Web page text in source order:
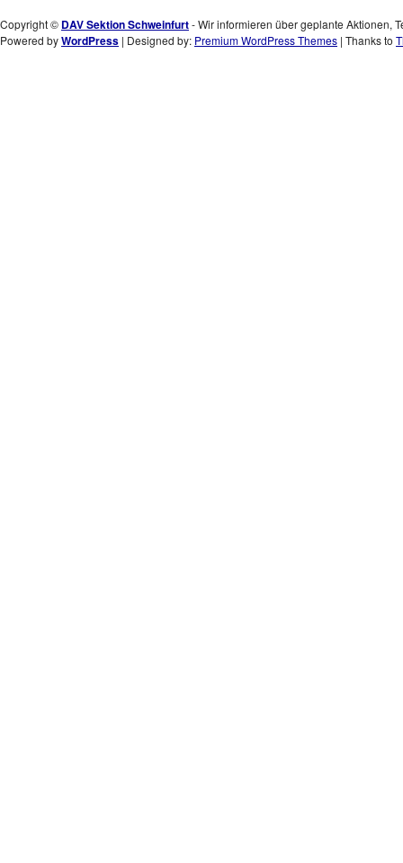
Copyright © DAV Sektion Schweinfurt- Wir informieren über geplante Aktionen,
Powered byWordPress | Designed by: Premium WordPress Themes | Thanks to